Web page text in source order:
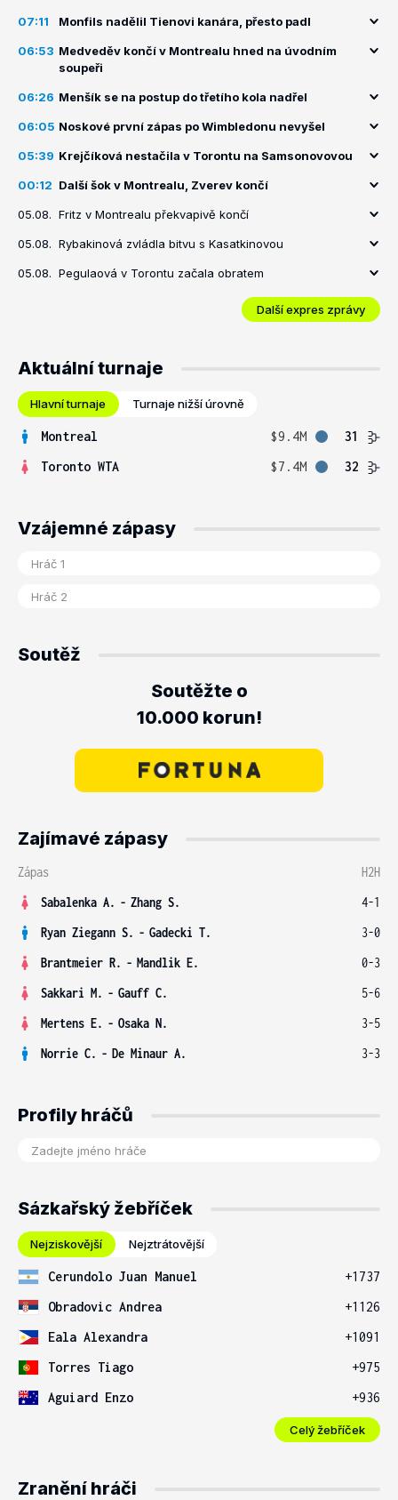
07:11 Monfils nadělil Tienovi kanára, přesto padl
06:53 Medveděv končí v Montrealu hned na úvodním
soupeři
06:26 Menšík se na postup do třetího kola nadřel
06:05 Noskové první zápas po Wimbledonu nevyšel
05:39 Krejčíková nestačila v Torontu na Samsonovovou
00:12 Další šok v Montrealu, Zverev končí
05.08. Fritz v Montrealu překvapivě končí
05.08. Rybakinová zvládla bitvu s Kasatkinovou
05.08. Pegulaová v Torontu začala obratem
Další expres zprávy
Aktuální turnaje
Hlavní turnaje Turnaje nižší úrovně
Montreal $9.4M
31
Toronto WTA
$7.4M 32
Vzájemné zápasy
Soutěž
Soutěžte o
10.000 korun!
Zajímavé zápasy
Zápas
H2H
Sabalenka A. - Zhang S.
4-1
Ryan Ziegann S. - Gadecki T.
3-0
Brantmeier R. - Mandlik E.
0-3
Sakkari M. - Gauff C.
5-6
Mertens E. - Osaka N.
3-5
Norrie C. - De Minaur A. 3-3
Profily hráčů
Sázkařský žebříček
Nejziskovější Nejztrátovější
Cerundolo Juan Manuel
+1737
Obradovic Andrea
+1126
Eala Alexandra
+1091
Torres Tiago
+975
Aguiard Enzo
+936
Celý žebříček
Zranění hráči